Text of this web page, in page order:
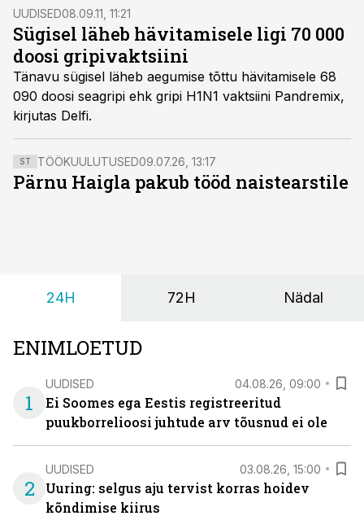
UUDISED08.09.11, 11:21
Sügisel läheb hävitamisele ligi 70 000
doosi gripivaktsiini
Tänavu sügisel läheb aegumise tõttu hävitamisele 68
090 doosi seagripi ehk gripi H1N1 vaktsiini Pandremix,
kirjutas Delfi.
ST TÖÖKUULUTUSED09.07.26, 13:17
Pärnu Haigla pakub tööd naistearstile
24H 72H Nädal
ENIMLOETUD
1
UUDISED 04.08.26, 09:00
Ei Soomes ega Eestis registreeritud
puukborrelioosi juhtude arv tõusnud ei ole
2
UUDISED 03.08.26, 15:00
Uuring: selgus aju tervist korras hoidev
kõndimise kiirus